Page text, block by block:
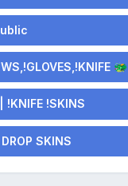
🐲
!SKINS
SKINS